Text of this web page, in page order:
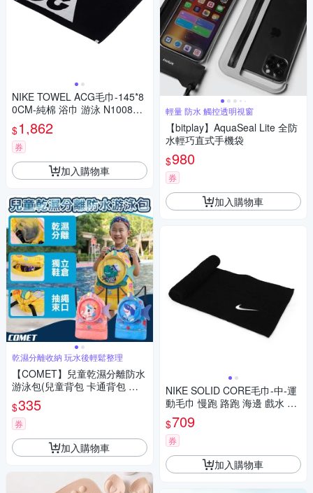
NIKE TOWEL ACG毛巾-145*8
0CM-純棉 浴巾 游泳 N100882
0012OS 黑白
$1,862
券
加入購物車
乾濕分離收納 玩水後輕鬆整理
【COMET】兒童乾濕分離防水
游泳包(兒童背包 卡通背包 乾
濕分離背包 游泳背包 後背包/C
SB01)
$335
券
加入購物車
輕量 防水 觸控透明視窗
【bitplay】AquaSeal Lite 全防
水輕巧直式手機袋
$980
券
加入購物車
NIKE SOLID CORE毛巾-中-運
動毛巾 慢跑 路跑 海邊 戲水 浴
巾 N1001541010NS 黑白
$709
券
加入購物車